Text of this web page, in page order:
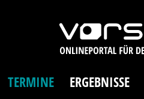
TERMINE ERGEBNISSE